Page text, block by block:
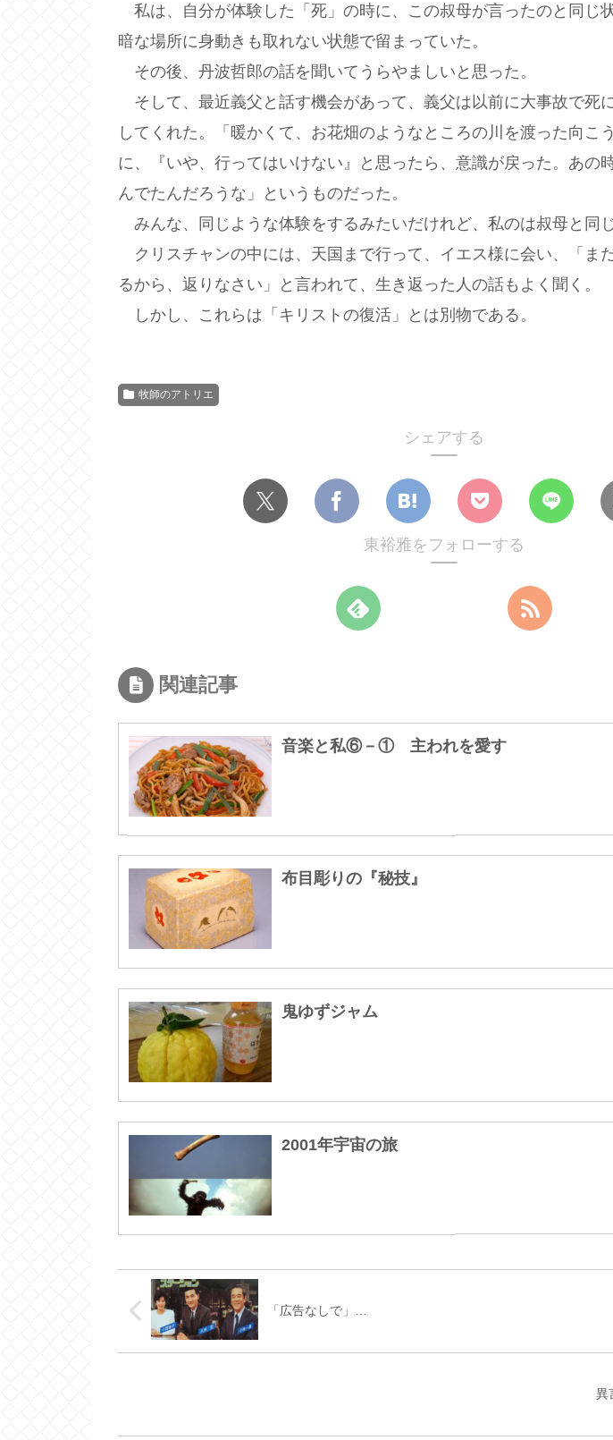
私は、自分が体験した「死」の時に、この叔母が言ったのと同じ
暗な場所に身動きも取れない状態で留まっていた。
その後、丹波哲郎の話を聞いてうらやましいと思った。
そして、最近義父と話す機会があって、義父は以前に大事故で死
してくれた。「暖かくて、お花畑のようなところの川を渡った向こ
に、『いや、行ってはいけない』と思ったら、意識が戻った。あの
んでたんだろうな」というものだった。
みんな、同じような体験をするみたいだけれど、私のは叔母と同
クリスチャンの中には、天国まで行って、イエス様に会い、「ま
るから、返りなさい」と言われて、生き返った人の話もよく聞く。
しかし、これらは「キリストの復活」とは別物である。
牧師のアトリエ
シェアする
東裕雅をフォローする
関連記事
音楽と私⑥－① 主われを愛す
布目彫りの『秘技』
鬼ゆずジャム
2001年宇宙の旅
「広告なしで」…
異